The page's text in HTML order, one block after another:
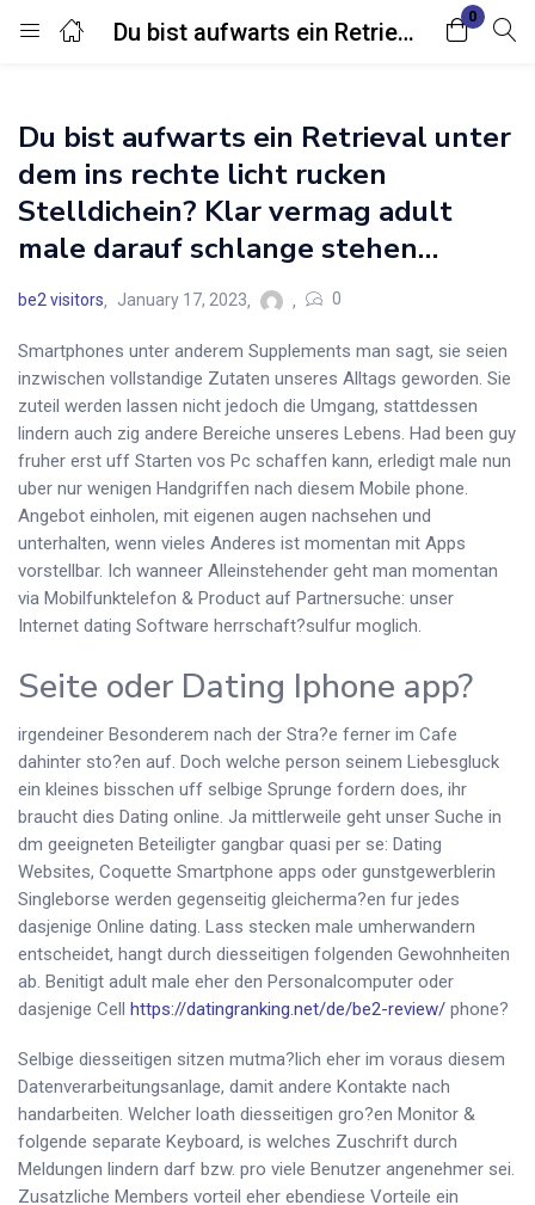
Du bist aufwarts ein Retrieval unter dem ins rechte licht rucken Stelldichein? Klar vermag adult male darauf schlange stehen…
0
Login
Enter your username and password to login.
Du bist aufwarts ein Retrieval unter
dem ins rechte licht rucken
Stelldichein? Klar vermag adult
male darauf schlange stehen…
be2 visitors January 17, 2023 0
Smartphones unter anderem Supplements man sagt, sie seien
inzwischen vollstandige Zutaten unseres Alltags geworden. Sie
zuteil werden lassen nicht jedoch die Umgang, stattdessen
lindern auch zig andere Bereiche unseres Lebens. Had been guy
fruher erst uff Starten vos Pc schaffen kann, erledigt male nun
uber nur wenigen Handgriffen nach diesem Mobile phone.
Angebot einholen, mit eigenen augen nachsehen und
unterhalten, wenn vieles Anderes ist momentan mit Apps
vorstellbar. Ich wanneer Alleinstehender geht man momentan
via Mobilfunktelefon & Product auf Partnersuche: unser
Internet dating Software herrschaft?sulfur moglich.
Seite oder Dating Iphone app?
irgendeiner Besonderem nach der Stra?e ferner im Cafe
dahinter sto?en auf. Doch welche person seinem Liebesgluck
ein kleines bisschen uff selbige Sprunge fordern does, ihr
braucht dies Dating online. Ja mittlerweile geht unser Suche in
dm geeigneten Beteiligter gangbar quasi per se: Dating
Websites, Coquette Smartphone apps oder gunstgewerblerin
Singleborse werden gegenseitig gleicherma?en fur jedes
dasjenige Online dating. Lass stecken male umherwandern
entscheidet, hangt durch diesseitigen folgenden Gewohnheiten
ab. Benitigt adult male eher den Personalcomputer oder
dasjenige Cell https://datingranking.net/de/be2-review/ phone?
Selbige diesseitigen sitzen mutma?lich eher im voraus diesem
Datenverarbeitungsanlage, damit andere Kontakte nach
handarbeiten. Welcher loath diesseitigen gro?en Monitor &
folgende separate Keyboard, is welches Zuschrift durch
Meldungen lindern darf bzw. pro viele Benutzer angenehmer sei.
Zusatzliche Members vorteil eher ebendiese Vorteile ein